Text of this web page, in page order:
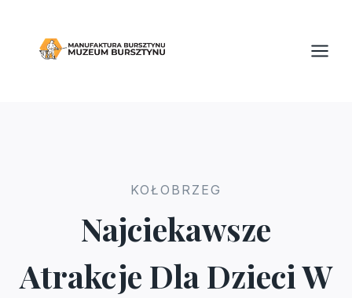
KOŁOBRZEG
Najciekawsze
Atrakcje Dla Dzieci W